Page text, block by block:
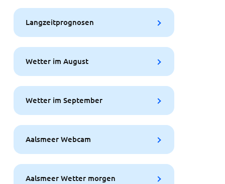
Langzeitprognosen
Wetter im August
Wetter im September
Aalsmeer Webcam
Aalsmeer Wetter morgen